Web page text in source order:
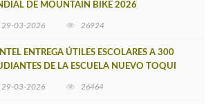
DE MOUNTAIN BIKE 2026
29-03-2026 26924
ENTREGA ÚTILES ESCOLARES A 300
DE LA ESCUELA NUEVO TOQUI
29-03-2026 26464